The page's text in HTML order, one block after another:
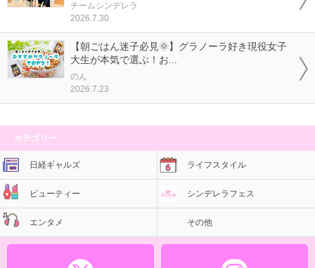
チームシンデレラ
2026.7.30
【朝ごはん迷子必見🌞】グラノーラ好き現役女子
大生が本気で選ぶ！お...
のん
2026.7.23
カテゴリー
日経ギャルズ ライフスタイル
ビューティー シンデレラフェス
エンタメ その他